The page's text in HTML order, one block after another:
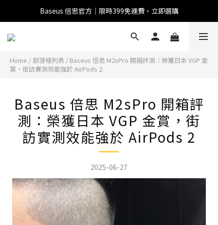
全館滿1500 95折
Baseus 倍思官方｜限時399免運費，立即選購
全館滿1500 95折
Home / 部落格列表 / Baseus 倍思 M2sPro 開箱評測：榮獲日本 VGP 金
賞，街訪實測效能強於 AirPods 2
Baseus 倍思 M2sPro 開箱評
測：榮獲日本 VGP 金賞，街
訪實測效能強於 AirPods 2
2025-06-27
Baseus 小獅助理
您好，我是 Baseus 小獅助理。我可以協助查詢商品、活
動、出貨、保固與門市資訊；需要真人客服也可以直接留
真人客服時間 09:00-17:00